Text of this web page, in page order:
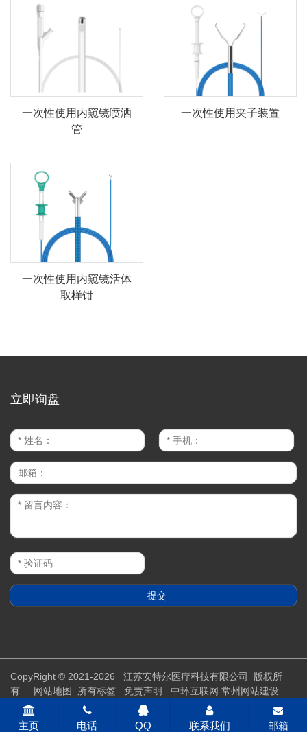
一次性使用内窥镜喷洒
管
一次性使用夹子装置
一次性使用内窥镜活体
取样钳
立即询盘
CopyRight © 2021-2026 江苏安特尔医疗科技有限公司 版权所
有
网站地图 所有标签 免责声明 中环互联网 常州网站建设
主页 电话 QQ 联系我们 邮箱